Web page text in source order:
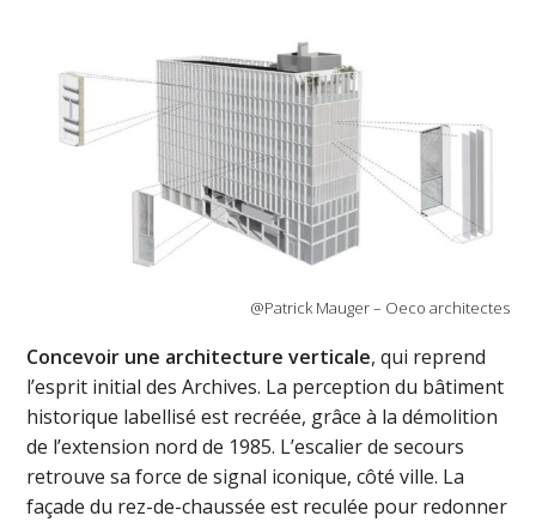
@Patrick Mauger – Oeco architectes
Concevoir une architecture verticale, qui reprend
l’esprit initial des Archives. La perception du bâtiment
historique labellisé est recréée, grâce à la démolition
de l’extension nord de 1985. L’escalier de secours
retrouve sa force de signal iconique, côté ville. La
façade du rez-de-chaussée est reculée pour redonner